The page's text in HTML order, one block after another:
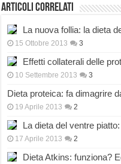
Articoli correlati
La nuova follia: la dieta
15 Ottobre 2013 3
Effetti collaterali delle
10 Settembre 2013 3
Dieta proteica: fa dimagrire
19 Aprile 2013 2
La dieta del ventre
17 Aprile 2013 2
Dieta Atkins: funziona?